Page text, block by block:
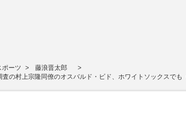
ポーツ
藤浪晋太郎
の村上宗隆同僚のオスバルド・ビド、ホワイトソックスで